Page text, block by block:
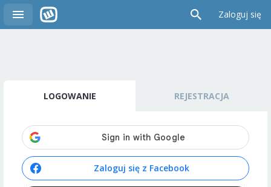
Zaloguj się
LOGOWANIE REJESTRACJA
Zaloguj się z Facebook